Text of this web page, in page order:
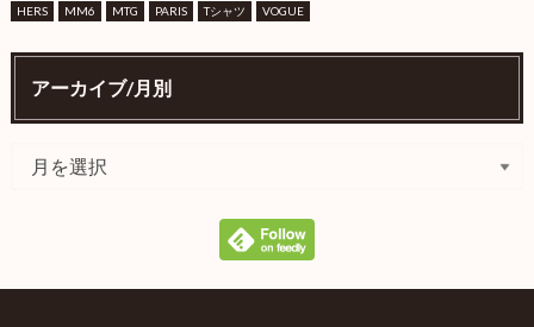
HERS MM6 MTG PARIS Tシャツ VOGUE
アーカイブ/月別